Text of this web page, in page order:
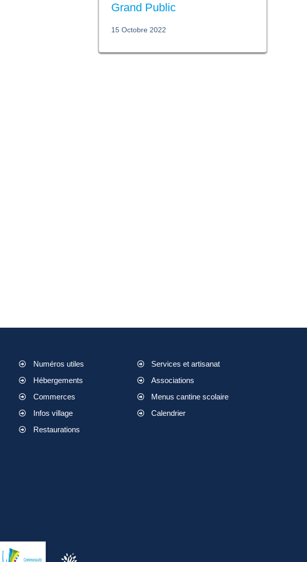
Grand Public
15 Octobre 2022
Numéros utiles
Hébergements
Commerces
Infos village
Restaurations
Services et artisanat
Associations
Menus cantine scolaire
Calendrier